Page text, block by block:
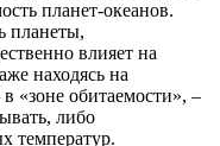
планет-океанов.
планеты,
влияет на
находясь на
«зоне обитаемости», –
либо
температур.